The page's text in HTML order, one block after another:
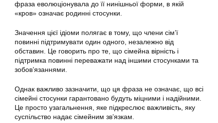
фраза еволюціонувала до її нинішньої форми, в якій
«кров» означає родинні стосунки.
Значення цієї ідіоми полягає в тому, що члени сім’ї
повинні підтримувати один одного, незалежно від
обставин. Це говорить про те, що сімейна вірність і
підтримка повинні переважати над іншими стосунками та
зобов’язаннями.
Однак важливо зазначити, що ця фраза не означає, що всі
сімейні стосунки гарантовано будуть міцними і надійними.
Це просто узагальнення, яке підкреслює важливість, яку
суспільство надає сімейним зв’язкам.